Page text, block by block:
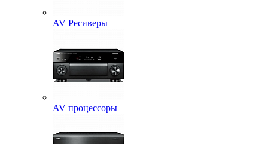
AV Ресиверы
AV процессоры